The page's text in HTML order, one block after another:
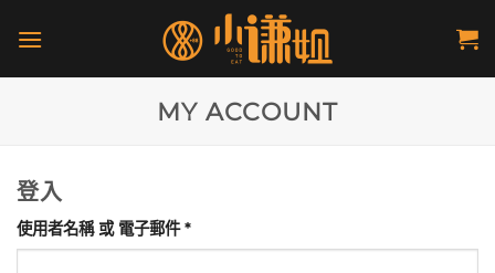
MY ACCOUNT
登入
使用者名稱 或 電子郵件*必
填